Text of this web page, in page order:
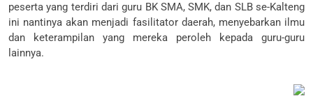
peserta yang terdiri dari guru BK SMA, SMK, dan SLB se-Kalteng
ini nantinya akan menjadi fasilitator daerah, menyebarkan ilmu
dan keterampilan yang mereka peroleh kepada guru-guru
lainnya.